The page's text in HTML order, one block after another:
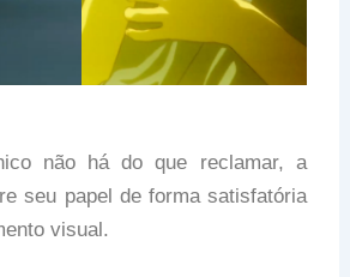
não há do que reclamar, a
seu papel de forma satisfatória
visual.